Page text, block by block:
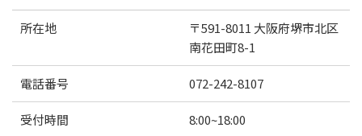
所在地
〒591-8011 大阪府堺市北区
南花田町8-1
電話番号 072-242-8107
受付時間 8:00~18:00